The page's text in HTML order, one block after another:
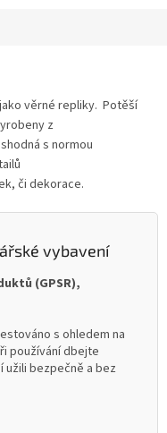
věrné repliky. Potěší
z
s normou
či dekorace.
vybavení
(GPSR),
s ohledem na
používání dbejte
užili bezpečně a bez